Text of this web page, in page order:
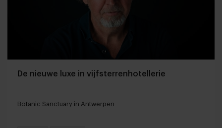
De nieuwe luxe in vijfsterrenhotellerie
Botanic Sanctuary in Antwerpen